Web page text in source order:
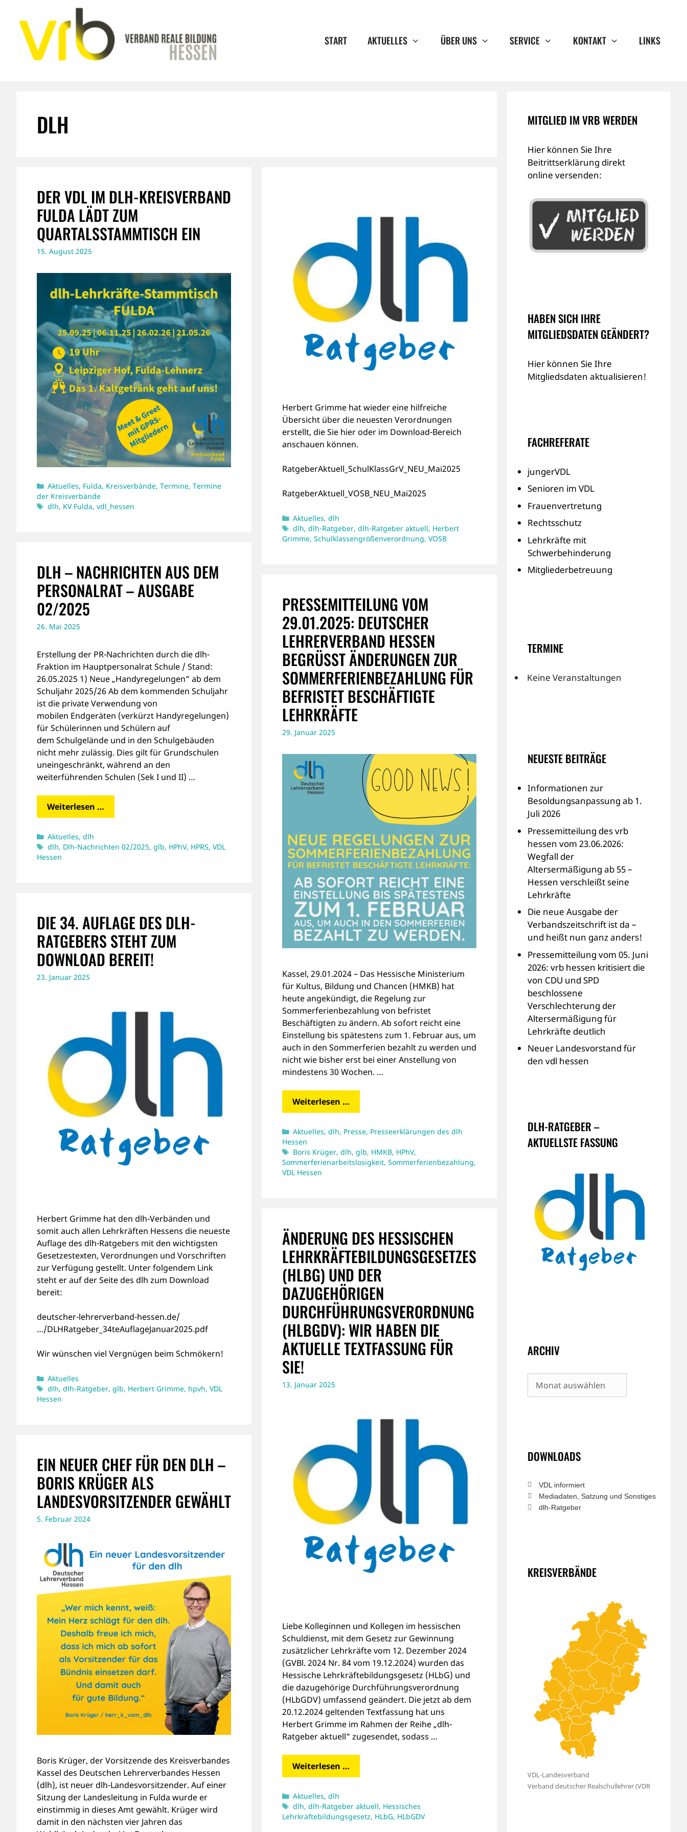
Inhalt
springen
START AKTUELLES ÜBER UNS SERVICE KONTAKT LINKS
DLH
DER VDL IM DLH-KREISVERBAND
FULDA LÄDT ZUM
QUARTALSSTAMMTISCH EIN
15. August 2025
Kategorien
Aktuelles, Fulda, Kreisverbände,Termine,Termine
der Kreisverbände
Schlagwörter
dlh, KV Fulda,vdl_hessen
Herbert Grimme hat wieder eine hilfreiche
Übersicht über die neuesten Verordnungen
erstellt, die Sie hier oder im Download-Bereich
anschauen können.
RatgeberAktuell_SchulKlassGrV_NEU_Mai2025
RatgeberAktuell_VOSB_NEU_Mai2025
Kategorien
Aktuelles,dlh
Schlagwörter
dlh,dlh-Ratgeber,dlh-Ratgeber aktuell, Herbert
Grimme, Schulklassengrößenverordnung, VOSB
DLH – NACHRICHTEN AUS DEM
PERSONALRAT – AUSGABE
02/2025
26. Mai 2025
Erstellung der PR-Nachrichten durch die dlh-
Fraktion im Hauptpersonalrat Schule / Stand:
26.05.2025 1) Neue „Handyregelungen“ ab dem
Schuljahr 2025/26 Ab dem kommenden Schuljahr
ist die private Verwendung von
mobilen Endgeräten (verkürzt Handyregelungen)
für Schülerinnen und Schülern auf
dem Schulgelände und in den Schulgebäuden
nicht mehr zulässig. Dies gilt für Grundschulen
uneingeschränkt, während an den
weiterführenden Schulen (Sek I und II) …
Weiterlesen …
Kategorien
Aktuelles,dlh
Schlagwörter
dlh, Dlh-Nachrichten 02/2025,glb, HPhV, HPRS,VDL
Hessen
PRESSEMITTEILUNG VOM
29.01.2025: DEUTSCHER
LEHRERVERBAND HESSEN
BEGRÜSST ÄNDERUNGEN ZUR S
OMMERFERIENBEZAHLUNG FÜR B
EFRISTET BESCHÄFTIGTE L
EHRKRÄFTE
29. Januar 2025
Kassel, 29.01.2024 – Das Hessische Ministerium
für Kultus, Bildung und Chancen (HMKB) hat
heute angekündigt, die Regelung zur
Sommerferienbezahlung von befristet
Beschäftigten zu ändern. Ab sofort reicht eine
Einstellung bis spätestens zum 1. Februar aus, um
auch in den Sommerferien bezahlt zu werden und
nicht wie bisher erst bei einer Anstellung von
mindestens 30 Wochen. …
Weiterlesen …
Kategorien
Aktuelles,dlh, Presse, Presseerklärungen des dlh
Hessen
Schlagwörter
Boris Krüger,dlh,glb, HMKB, HPhV,
Sommerferienarbeitslosigkeit, Sommerferienbezahlung,
VDL Hessen
DIE 34. AUFLAGE DES DLH-
RATGEBERS STEHT ZUM
DOWNLOAD BEREIT!
23. Januar 2025
Herbert Grimme hat den dlh-Verbänden und
somit auch allen Lehrkräften Hessens die neueste
Auflage des dlh-Ratgebers mit den wichtigsten
Gesetzestexten, Verordnungen und Vorschriften
zur Verfügung gestellt. Unter folgendem Link
steht er auf der Seite des dlh zum Download
bereit:
deutscher-lehrerverband-hessen.de/
…/DLHRatgeber_34teAuflageJanuar2025.pdf
Wir wünschen viel Vergnügen beim Schmökern!
Kategorien
Aktuelles
Schlagwörter
dlh,dlh-Ratgeber,glb, Herbert Grimme, hpvh,VDL
Hessen
ÄNDERUNG DES HESSISCHEN
LEHRKRÄFTEBILDUNGSGESETZES
(HLBG) UND DER
DAZUGEHÖRIGEN
DURCHFÜHRUNGSVERORDNUNG
(HLBGDV): WIR HABEN DIE
AKTUELLE TEXTFASSUNG FÜR
SIE!
13. Januar 2025
Liebe Kolleginnen und Kollegen im hessischen
Schuldienst, mit dem Gesetz zur Gewinnung
zusätzlicher Lehrkräfte vom 12. Dezember 2024
(GVBl. 2024 Nr. 84 vom 19.12.2024) wurden das
Hessische Lehrkräftebildungsgesetz (HLbG) und
die dazugehörige Durchführungsverordnung
(HLbGDV) umfassend geändert. Die jetzt ab dem
20.12.2024 geltenden Textfassung hat uns
Herbert Grimme im Rahmen der Reihe „dlh-
Ratgeber aktuell“ zugesendet, sodass …
Weiterlesen …
Kategorien
Aktuelles,dlh
Schlagwörter
dlh,dlh-Ratgeber aktuell, Hessisches
Lehrkräftebildungsgesetz, HLbG, HLbGDV
EIN NEUER CHEF FÜR DEN DLH –
BORIS KRÜGER ALS
LANDESVORSITZENDER GEWÄHLT
5. Februar 2024
Boris Krüger, der Vorsitzende des Kreisverbandes
Kassel des Deutschen Lehrerverbandes Hessen
(dlh), ist neuer dlh-Landesvorsitzender. Auf einer
Sitzung der Landesleitung in Fulda wurde er
einstimmig in dieses Amt gewählt. Krüger wird
damit in den nächsten vier Jahren das
MITGLIED IM VRB WERDEN
Hier können Sie Ihre
Beitrittserklärung direkt
online versenden:
HABEN SICH IHRE
MITGLIEDSDATEN GEÄNDERT?
Hier können Sie Ihre
Mitgliedsdaten aktualisieren!
FACHREFERATE
jungerVDL
Senioren im VDL
Frauenvertretung
Rechtsschutz
Lehrkräfte mit
Schwerbehinderung
Mitgliederbetreuung
TERMINE
Keine Veranstaltungen
NEUESTE BEITRÄGE
Informationen zur
Besoldungsanpassung ab 1.
Juli 2026
Pressemitteilung des vrb
hessen vom 23.06.2026:
Wegfall der
Altersermäßigung ab 55 –
Hessen verschleißt seine
Lehrkräfte
Die neue Ausgabe der
Verbandszeitschrift ist da –
und heißt nun ganz anders!
Pressemitteilung vom 05. Juni
2026: vrb hessen kritisiert die
von CDU und SPD
beschlossene
Verschlechterung der
Altersermäßigung für
Lehrkräfte deutlich
Neuer Landesvorstand für
den vdl hessen
DLH-RATGEBER –
AKTUELLSTE FASSUNG
ARCHIV
Archiv
DOWNLOADS
VDL informiert
Mediadaten, Satzung und Sonstiges
dlh-Ratgeber
KREISVERBÄNDE